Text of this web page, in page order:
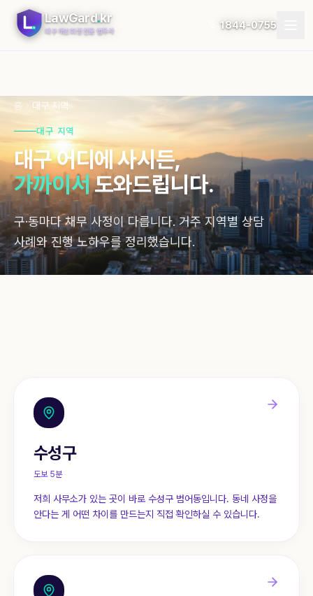
LawGard.kr
대구 개인회생 전문 법무사 1844-0755
절차
지역
자가진단
후기
홈 대구 지역
대구 지역
대구 어디에 사시든,
가까이서도와드립니다.
구·동마다 채무 사정이 다릅니다. 거주 지역별 상담
사례와 진행 노하우를 정리했습니다.
수성구
도보 5분
저희 사무소가 있는 곳이 바로 수성구 범어동입니다. 동네 사정을
안다는 게 어떤 차이를 만드는지 직접 확인하실 수 있습니다.